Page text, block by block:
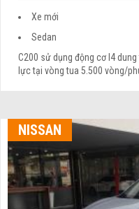
Xe mới
Sedan
C200 sử dụng động cơ I4
lực tại vòng tua 5.500 vòng/
NISSAN